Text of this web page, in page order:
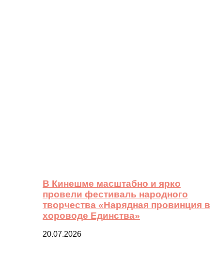
В Кинешме масштабно и ярко
провели фестиваль народного
творчества «Нарядная провинция в
хороводе Единства»
20.07.2026